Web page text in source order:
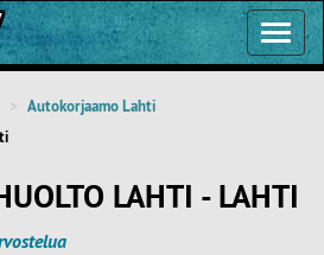
Autokorjaamo Lahti
LAHTI - LAHTI